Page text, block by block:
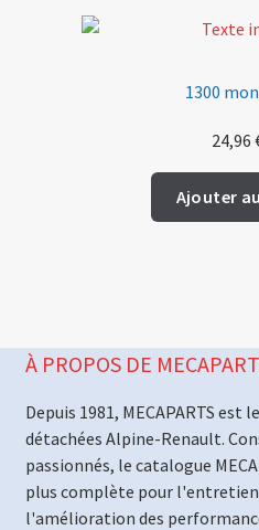
1300
24,96
Ajouter
À PROPOS DE
Depuis 1981, MECAPARTS est
détachées Alpine-Renault.
passionnés, le catalogue
plus complète pour
l'amélioration des